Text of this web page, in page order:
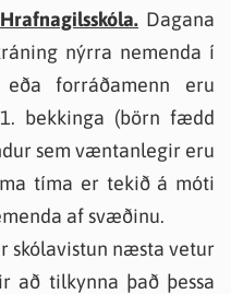
Dagana
nýrra nemenda í
eða forráðamenn eru
bekkinga (börn fædd
sem væntanlegir eru
tíma er tekið á móti
af svæðinu.
skólavistun næsta vetur
að tilkynna það þessa